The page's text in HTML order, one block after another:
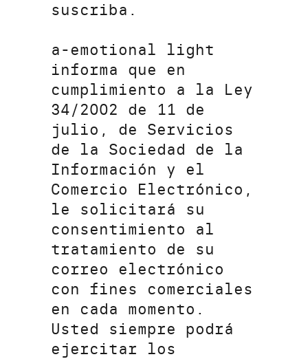
suscriba.
a-emotional light
informa que en
cumplimiento a la Ley
34/2002 de 11 de
julio, de Servicios
de la Sociedad de la
Información y el
Comercio Electrónico,
le solicitará su
consentimiento al
tratamiento de su
correo electrónico
con fines comerciales
en cada momento.
Usted siempre podrá
ejercitar los